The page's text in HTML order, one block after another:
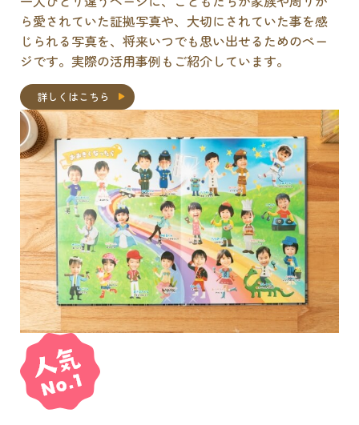
ら愛されていた証拠写真や、大切にされていた事を感
じられる写真を、将来いつでも思い出せるためのペー
ジです。実際の活用事例もご紹介しています。
詳しくはこちら